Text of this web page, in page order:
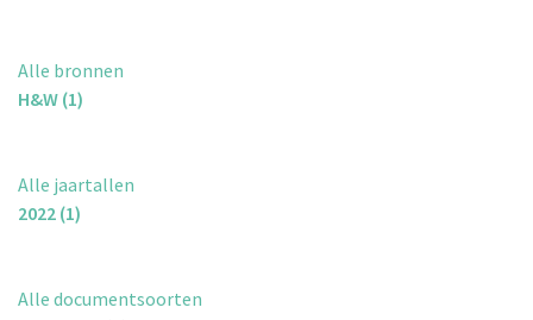
Alle bronnen
H&W (1)
Alle jaartallen
2022 (1)
Alle documentsoorten